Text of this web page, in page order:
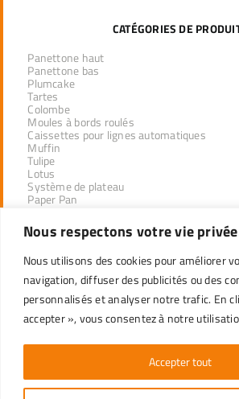
Nous respectons votre vie
Nous utilisons des cookies pour améliorer
navigation, diffuser des publicités ou des
personnalisés et analyser notre trafic. En
accepter », vous consentez à notre
Accepter tout
CATÉGORIES DE
Panettone haut
Panettone bas
Plumcake
Tartes
Colombe
Moules à bords roulés
Caissettes pour lignes automatiques
Muffin
Tulipe
Lotus
Système de plateau
Paper Pan
PRODUITS PAR SECTEUR
DÉSEMPILAGE INDUSTRIEL
DISTRIBUTEURS DE LA LIGNE
DÉTAIL
SERVICE CLIENT